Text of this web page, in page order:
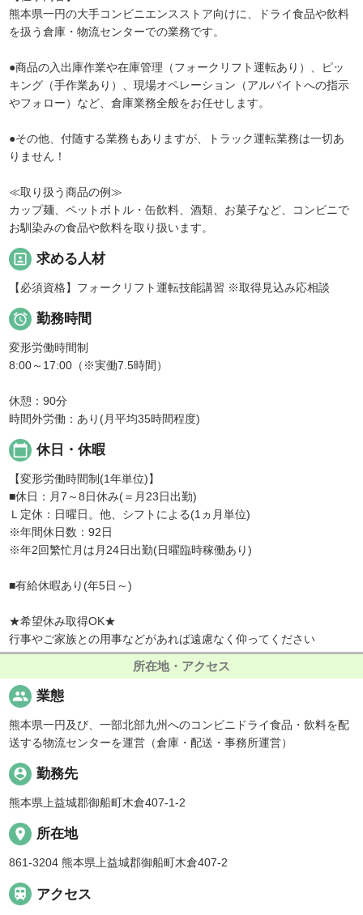
熊本県一円の大手コンビニエンスストア向けに、ドライ食品や飲料
を扱う倉庫・物流センターでの業務です。
●商品の入出庫作業や在庫管理（フォークリフト運転あり）、ピッ
キング（手作業あり）、現場オペレーション（アルバイトへの指示
やフォロー）など、倉庫業務全般をお任せします。
●その他、付随する業務もありますが、トラック運転業務は一切あ
りません！
≪取り扱う商品の例≫
カップ麺、ペットボトル・缶飲料、酒類、お菓子など、コンビニで
お馴染みの食品や飲料を取り扱います。
portrait 求める人材
【必須資格】フォークリフト運転技能講習 ※取得見込み応相談
 勤務時間
変形労働時間制
8:00～17:00（※実働7.5時間）
休憩：90分
時間外労働：あり(月平均35時間程度)
calendar_today 休日・休暇
【変形労働時間制(1年単位)】
■休日：月7～8日休み(＝月23日出勤)
Ｌ定休：日曜日。他、シフトによる(1ヵ月単位)
※年間休日数：92日
※年2回繁忙月は月24日出勤(日曜臨時稼働あり)
■有給休暇あり(年5日～)
★希望休み取得OK★
行事やご家族との用事などがあれば遠慮なく仰ってください
所在地・アクセス
people 業態
熊本県一円及び、一部北部九州へのコンビニドライ食品・飲料を配
送する物流センターを運営（倉庫・配送・事務所運営）
person_pin 勤務先
熊本県上益城郡御船町木倉407-1-2
place 所在地
861-3204 熊本県上益城郡御船町木倉407-2
 アクセス